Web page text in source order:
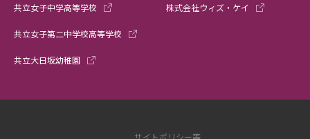
共立女子中学高等学校
共立女子第二中学校高等学校
共立大日坂幼稚園
株式会社ウィズ・ケイ